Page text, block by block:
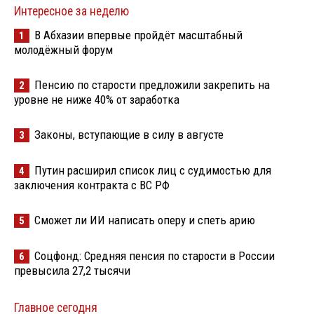
Интересное за неделю
1
В Абхазии впервые пройдёт масштабный
молодёжный форум
2
Пенсию по старости предложили закрепить на
уровне не ниже 40% от заработка
3 Законы, вступающие в силу в августе
4
Путин расширил список лиц с судимостью для
заключения контракта с ВС РФ
5 Сможет ли ИИ написать оперу и спеть арию
6
Соцфонд: Средняя пенсия по старости в России
превысила 27,2 тысячи
Главное сегодня